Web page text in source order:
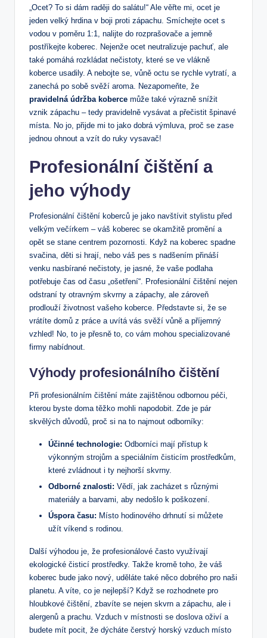
„Ocet? To si dám raději do salátu!“ Ale věřte mi, ocet je
jeden velký hrdina v boji proti zápachu. Smíchejte ocet s
vodou v poměru 1:1, nalijte do rozprašovače a jemně
postříkejte koberec. Nejenže ocet neutralizuje pachuť, ale
také pomáhá rozkládat nečistoty, které se ve vlákně
koberce usadily. A nebojte se, vůně octu se rychle vytratí, a
zanechá po sobě svěží aroma. Nezapomeňte, že
pravidelná údržba koberce může také výrazně snížit
vznik zápachu – tedy pravidelně vysávat a přečistit špinavé
místa. No jo, přijde mi to jako dobrá výmluva, proč se zase
jednou ohnout a vzít do ruky vysavač!
Profesionální čištění a
jeho výhody
Profesionální čištění koberců je jako navštívit stylistu před
velkým večírkem – váš koberec se okamžitě promění a
opět se stane centrem pozornosti. Když na koberec spadne
svačina, děti si hrají, nebo váš pes s nadšením přináší
venku nasbírané nečistoty, je jasné, že vaše podlaha
potřebuje čas od času „ošetření“. Profesionální čištění nejen
odstraní ty otravným skvrny a zápachy, ale zároveň
prodlouží životnost vašeho koberce. Představte si, že se
vrátíte domů z práce a uvítá vás svěží vůně a příjemný
vzhled! No, to je přesně to, co vám mohou specializované
firmy nabídnout.
Výhody profesionálního čištění
Při profesionálním čištění máte zajištěnou odbornou péči,
kterou byste doma těžko mohli napodobit. Zde je pár
skvělých důvodů, proč si na to najmout odborníky:
Účinné technologie: Odborníci mají přístup k
výkonným strojům a speciálním čisticím prostředkům,
které zvládnout i ty nejhorší skvrny.
Odborné znalosti: Vědí, jak zacházet s různými
materiály a barvami, aby nedošlo k poškození.
Úspora času: Místo hodinového drhnutí si můžete
užít víkend s rodinou.
Další výhodou je, že profesionálové často využívají
ekologické čisticí prostředky. Takže kromě toho, že váš
koberec bude jako nový, uděláte také něco dobrého pro naši
planetu. A víte, co je nejlepší? Když se rozhodnete pro
hloubkové čištění, zbavíte se nejen skvrn a zápachu, ale i
alergenů a prachu. Vzduch v místnosti se doslova oživí a
budete mít pocit, že dýcháte čerstvý horský vzduch místo